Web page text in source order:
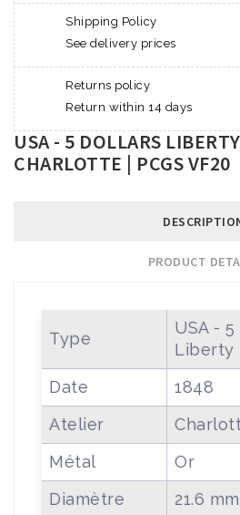
Shipping Policy
See delivery prices
Returns policy
Return within 14 days
USA - 5 DOLLARS
CHARLOTTE | PCGS VF20
PRODUCT
Type
USA -
Liberty
Date
1848
Atelier
Métal
Or
Diamètre
21.6 mm